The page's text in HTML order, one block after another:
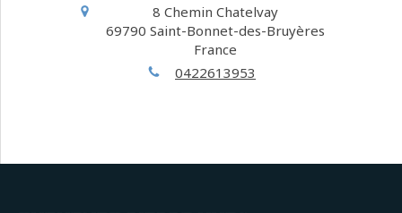
8 Chemin Chatelvay
69790 Saint-Bonnet-des-Bruyères
France
0422613953